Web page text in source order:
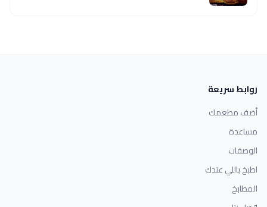
روابط سريعة
أضف مطعمك
مساعدة
الوصفات
اطبخ باللي عندك
المطابخ